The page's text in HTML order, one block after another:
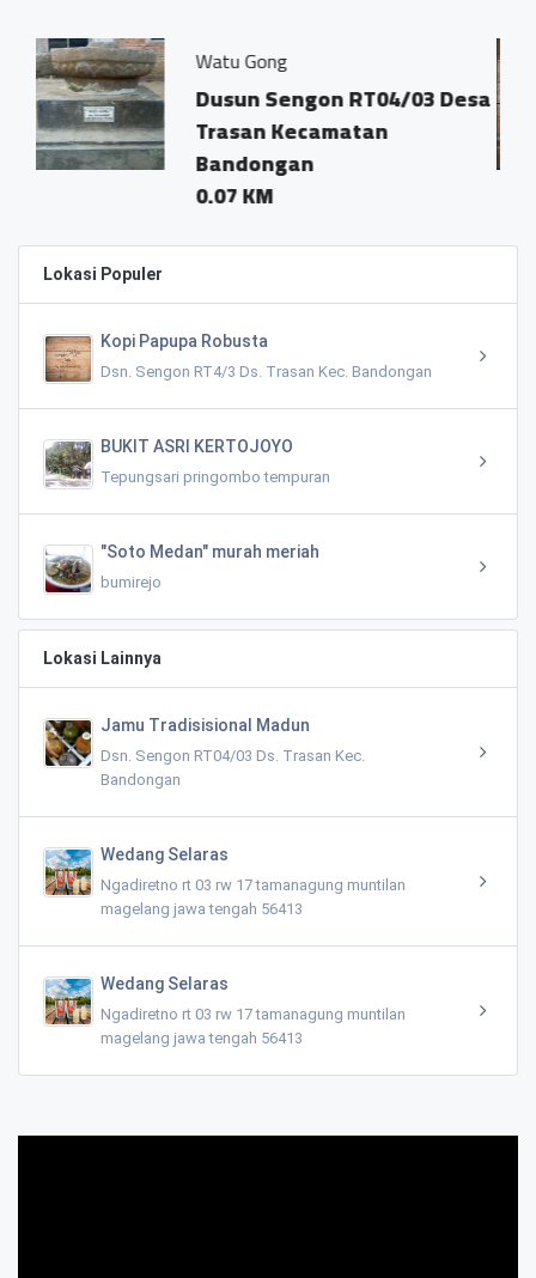
Watu Gong
Dusun Sengon RT04/03 Desa
Trasan Kecamatan
Bandongan
Kopi
Dsn.
0.03
Lokasi Populer
Kopi Papupa Robusta
Dsn. Sengon RT4/3 Ds. Trasan Kec. Bandongan
BUKIT ASRI KERTOJOYO
Tepungsari pringombo tempuran
"Soto Medan" murah meriah
bumirejo
Lokasi Lainnya
Jamu Tradisisional Madun
Dsn. Sengon RT04/03 Ds. Trasan Kec.
Bandongan
Wedang Selaras
Ngadiretno rt 03 rw 17 tamanagung muntilan
magelang jawa tengah 56413
Wedang Selaras
Ngadiretno rt 03 rw 17 tamanagung muntilan
magelang jawa tengah 56413